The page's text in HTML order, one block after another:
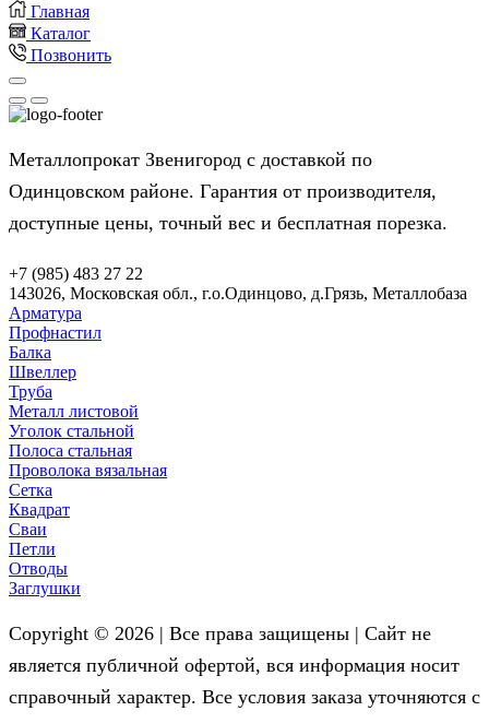
Главная
Каталог
Позвонить
Металлопрокат Звенигород с доставкой по
Одинцовском районе. Гарантия от производителя,
доступные цены, точный вес и бесплатная порезка.
+7 (985) 483 27 22
143026, Московская обл., г.о.Одинцово, д.Грязь, Металлобаза
Арматура
Профнастил
Балка
Швеллер
Труба
Металл листовой
Уголок стальной
Полоса стальная
Проволока вязальная
Сетка
Квадрат
Сваи
Петли
Отводы
Заглушки
Copyright © 2026 | Все права защищены | Сайт не
является публичной офертой, вся информация носит
справочный характер. Все условия заказа уточняются с